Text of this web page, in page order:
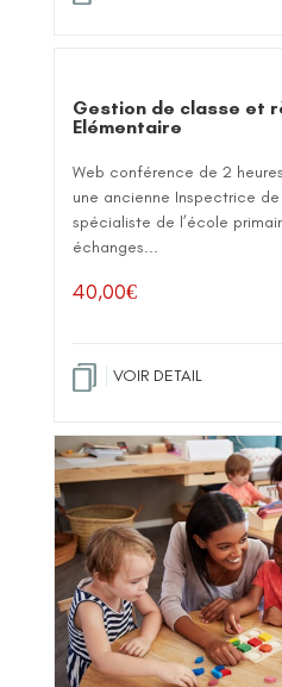
Gestion de classe et
Elémentaire
Web conférence de 2
une ancienne Inspectrice
spécialiste de l’école
échanges...
40,00€
VOIR DETAIL